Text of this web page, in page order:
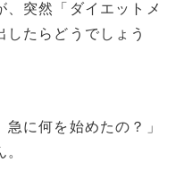
突然「ダイエットメ
たらどうでしょう
に何を始めたの？」